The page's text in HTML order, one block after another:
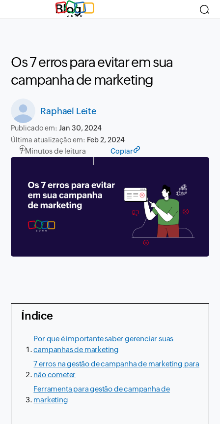
Blog
Os 7 erros para evitar em sua
campanha de marketing
Raphael Leite
Publicado em:Jan 30, 2024
Última atualização em: Feb 2, 2024
7 Minutos de leitura Copiar
Índice
Por que é importante saber gerenciar suas
campanhas de marketing
7 erros na gestão de campanha de marketing para
não cometer
Ferramenta para gestão de campanha de
marketing